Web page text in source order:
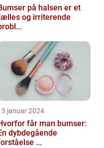
på halsen er et
og irriterende
januar 2024
får man bumser:
dybdegående
...